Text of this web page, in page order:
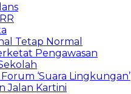
Tetap Normal
Pengawasan
‘Suara Lingkungan’
Jalan Kartini